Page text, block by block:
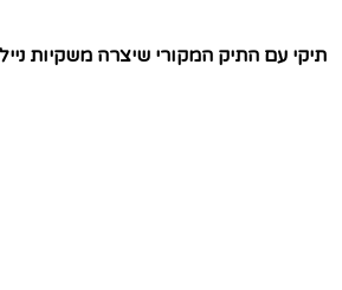
תיקי עם התיק המקורי שיצרה משקיות